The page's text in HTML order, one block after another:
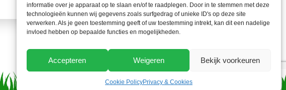
informatie over je apparaat op te slaan en/of te raadplegen. Door in te stemmen met deze
technologieën kunnen wij gegevens zoals surfgedrag of unieke ID's op deze site
verwerken. Als je geen toestemming geeft of uw toestemming intrekt, kan dit een nadelige
invloed hebben op bepaalde functies en mogelijkheden.
Accepteren Weigeren Bekijk voorkeuren
Cookie PolicyPrivacy & Cookies